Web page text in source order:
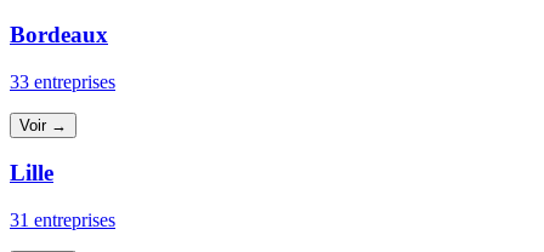
Bordeaux
33 entreprises
Voir →
Lille
31 entreprises